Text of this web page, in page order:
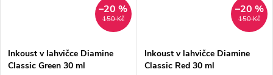
150 Kč
–20 %
Inkoust v lahvičce Diamine
Classic Green 30 ml
150 Kč
–20 %
Inkoust v lahvičce Diamine
Classic Red 30 ml